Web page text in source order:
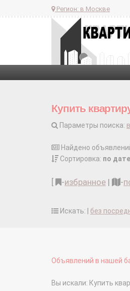
Регион: в Москве
Купить
Параметры поиска:
Найдено
Сортировка: по
-избранное | -
Искать: | без
Объявлений в нашей
Вы искали: Купить